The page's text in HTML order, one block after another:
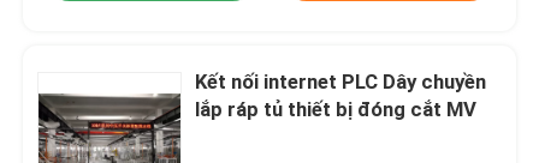
Liên hệ chúng tôi
Kết nối internet PLC Dây chuyền
lắp ráp tủ thiết bị đóng cắt MV